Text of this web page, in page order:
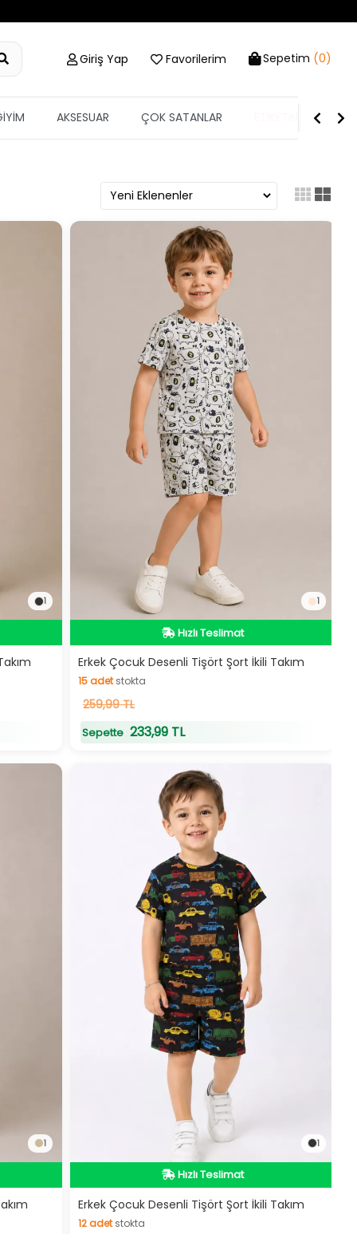
Giriş Yap Favorilerim Sepetim (0)
AKSESUAR ÇOK SATANLAR ETİKETİN YARISI
1 1
Hızlı Teslimat
Hızlı Teslimat
Erkek Çocuk Desenli Tişört Şort İkili Takım
15adetstokta
15adetstokta
259,99 TL
Sepette233,99 TL
1 1
Hızlı Teslimat
Hızlı Teslimat
Erkek Çocuk Desenli Tişört Şort İkili Takım
12adetstokta